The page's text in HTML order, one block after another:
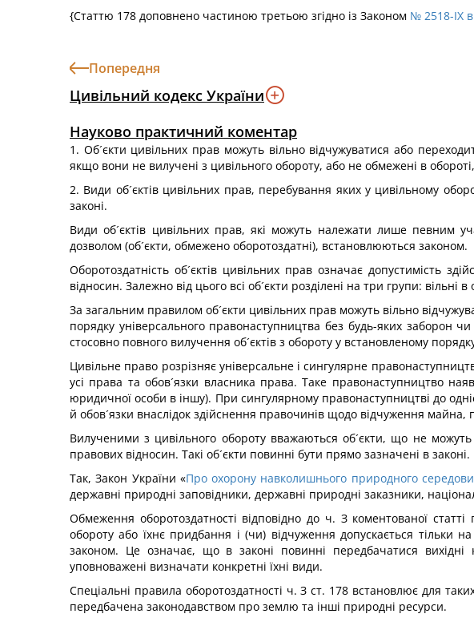
{Статтю 178 доповнено частиною третьою згідно із Законом № 2518-IX
Попередня
Цивільний кодекс України
Науково практичний коментар
1. Об´єкти цивільних прав можуть вільно відчужуватися або
якщо вони не вилучені з цивільного обороту, або не обмежені в
2. Види об´єктів цивільних прав, перебування яких у цивільному
законі.
Види об´єктів цивільних прав, які можуть належати лише певним
дозволом (об´єкти, обмежено оборотоздатні), встановлюються законом.
Оборотоздатність об´єктів цивільних прав означає допустимість
відносин. Залежно від цього всі об´єкти розділені на три групи: вільні
За загальним правилом об´єкти цивільних прав можуть вільно
порядку універсального правонаступництва без будь-яких
стосовно повного вилучення об´єктів з обороту у встановленому
Цивільне право розрізняє універсальне і сингулярне
усі права та обов´язки власника права. Таке правонаступництво
юридичної особи в іншу). При сингулярному правонаступництві до
й обов´язки внаслідок здійснення правочинів щодо відчуження
Вилученими з цивільного обороту вважаються об´єкти, що не
правових відносин. Такі об´єкти повинні бути прямо зазначені в законі.
Так, Закон України «Про охорону навколишнього природного
державні природні заповідники, державні природні заказники,
Обмеження оборотоздатності відповідно до ч. З коментованої
обороту або їхнє придбання і (чи) відчуження допускається тільки
законом. Це означає, що в законі повинні передбачатися вихідні
уповноважені визначати конкретні їхні види.
Спеціальні правила оборотоздатності ч. З ст. 178 встановлює для
передбачена законодавством про землю та інші природні ресурси.